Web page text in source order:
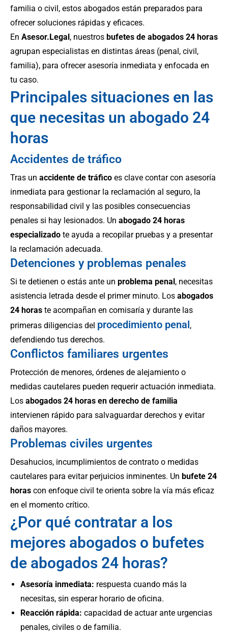
familia o civil, estos abogados están preparados para
ofrecer soluciones rápidas y eficaces.
En Asesor.Legal , nuestros bufetes de abogados 24 horas
agrupan especialistas en distintas áreas (penal, civil,
familia), para ofrecer asesoría inmediata y enfocada en
tu caso.
Principales situaciones en las
que necesitas un abogado 24
horas
Accidentes de tráfico
Tras un accidente de tráfico es clave contar con asesoría
inmediata para gestionar la reclamación al seguro, la
responsabilidad civil y las posibles consecuencias
penales si hay lesionados. Un abogado 24 horas
especializado te ayuda a recopilar pruebas y a presentar
la reclamación adecuada.
Detenciones y problemas penales
Si te detienen o estás ante un problema penal , necesitas
asistencia letrada desde el primer minuto. Los abogados
24 horas te acompañan en comisaría y durante las
primeras diligencias del procedimiento penal,
defendiendo tus derechos.
Conflictos familiares urgentes
Protección de menores, órdenes de alejamiento o
medidas cautelares pueden requerir actuación inmediata.
Los abogados 24 horas en derecho de familia
intervienen rápido para salvaguardar derechos y evitar
daños mayores.
Problemas civiles urgentes
Desahucios, incumplimientos de contrato o medidas
cautelares para evitar perjuicios inminentes. Un bufete 24
horas con enfoque civil te orienta sobre la vía más eficaz
en el momento crítico.
¿Por qué contratar a los
mejores abogados o bufetes
de abogados 24 horas?
Asesoría inmediata: respuesta cuando más la
necesitas, sin esperar horario de oficina.
Reacción rápida: capacidad de actuar ante urgencias
penales, civiles o de familia.